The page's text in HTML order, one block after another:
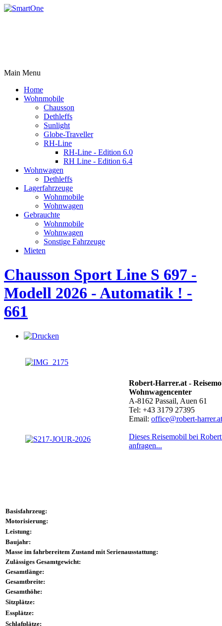
Main Menu
Home
Wohnmobile
Chausson
Dethleffs
Sunlight
Globe-Traveller
RH-Line
RH-Line - Edition 6.0
RH Line - Edition 6.4
Wohnwagen
Dethleffs
Lagerfahrzeuge
Wohnmobile
Wohnwagen
Gebrauchte
Wohnmobile
Wohnwagen
Sonstige Fahrzeuge
Mieten
Chausson Sport Line S 697 -
Modell 2026 - Automatik ! -
661
Robert-Harrer.at -
Wohnwagencenter
A-8162 Passail, Auen 61
Tel: +43 3179 27395
Email: office@robert-harrer.at
Dieses Reisemobil bei
anfragen...
Basisfahrzeug:
Motorisierung:
Leistung:
Baujahr:
Masse im fahrbereitem Zustand mit Serienausstattung:
Zulässiges Gesamtgewicht:
Gesamtlänge:
Gesamtbreite:
Gesamthöhe:
Sitzplätze:
Essplätze:
Schlafplätze: